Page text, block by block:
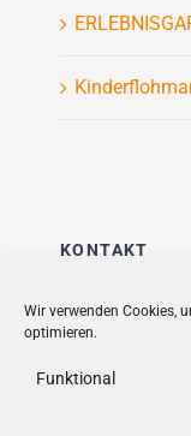
Wir verwenden Cookies,
optimieren.
Funktional
KONTAKT
Stadt +